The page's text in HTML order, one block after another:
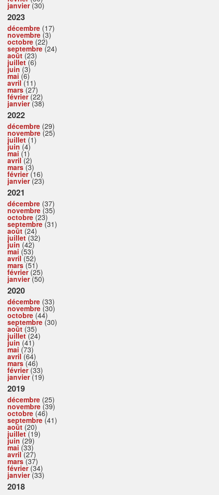
janvier(30)
2023
décembre (17)
novembre (3)
octobre (22)
septembre (24)
août (23)
juillet(6)
juin (3)
mai (6)
avril(11)
mars(27)
février(22)
janvier(38)
2022
décembre (29)
novembre (25)
juillet (1)
juin (4)
mai (1)
avril(2)
mars(3)
février(16)
janvier(23)
2021
décembre (37)
novembre (35)
octobre (23)
septembre (31)
août (24)
juillet(32)
juin (42)
mai (53)
avril(52)
mars(51)
février(25)
janvier(50)
2020
décembre (33)
novembre (30)
octobre (44)
septembre (30)
août (35)
juillet(24)
juin (41)
mai (73)
avril(64)
mars(46)
février(33)
janvier(19)
2019
décembre (25)
novembre (39)
octobre (46)
septembre (41)
août (20)
juillet(19)
juin (29)
mai (33)
avril(27)
mars(37)
février(34)
janvier(33)
2018